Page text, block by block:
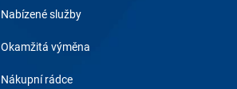
Nabízené služby
Okamžitá výměna
Nákupní rádce